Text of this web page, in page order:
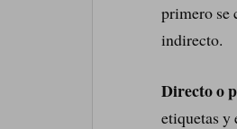
primero se
indirecto.
Directo o
etiquetas y